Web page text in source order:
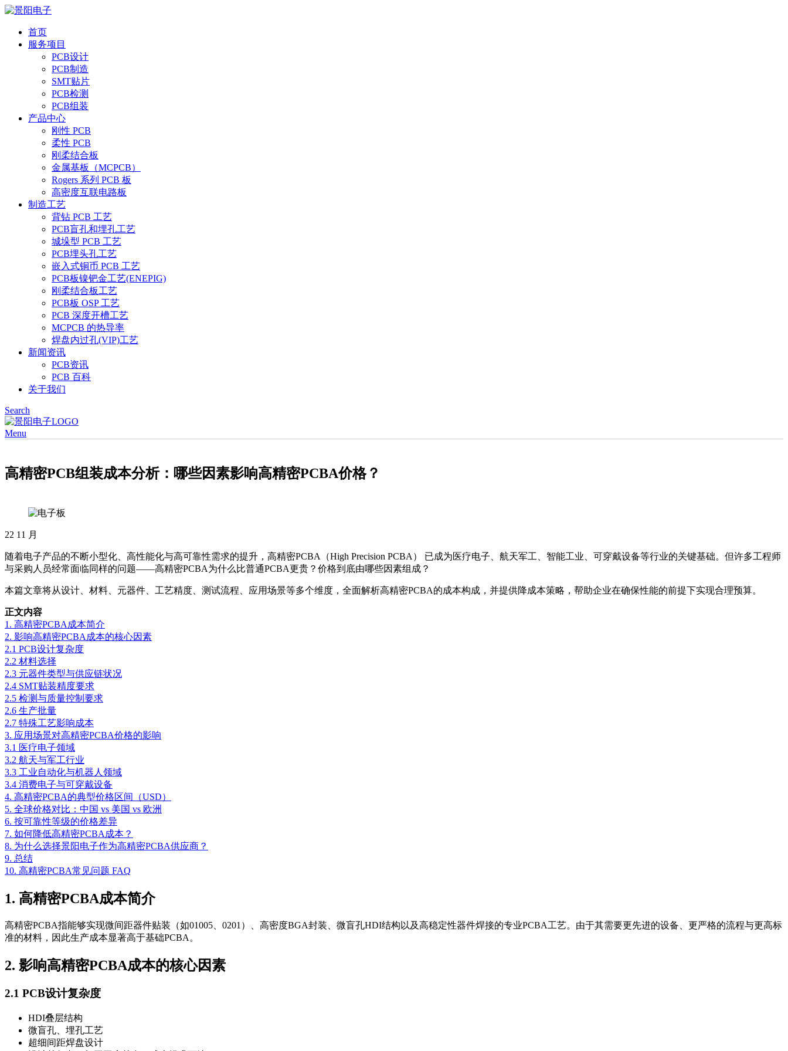
首页
服务项目
PCB设计
PCB制造
SMT贴片
PCB检测
PCB组装
产品中心
刚性 PCB
柔性 PCB
刚柔结合板
金属基板（MCPCB）
Rogers 系列 PCB 板
高密度互联电路板
制造工艺
背钻 PCB 工艺
PCB盲孔和埋孔工艺
城垛型 PCB 工艺
PCB埋头孔工艺
嵌入式铜币 PCB 工艺
PCB板镍钯金工艺(ENEPIG)
刚柔结合板工艺
PCB板 OSP 工艺
PCB 深度开槽工艺
MCPCB 的热导率
焊盘内过孔(VIP)工艺
新闻资讯
PCB资讯
PCB 百科
关于我们
Search
Menu
高精密PCB组装成本分析：哪些因素影响高精密PCBA价格？
22 11 月
随着电子产品的不断小型化、高性能化与高可靠性需求的提升，高精密PCBA（High Precision PCBA） 已成为医疗电子、航天军工、智能工业、可穿戴设备等行业的关键基础。但许多工程师
与采购人员经常面临同样的问题——高精密PCBA为什么比普通PCBA更贵？价格到底由哪些因素组成？
本篇文章将从设计、材料、元器件、工艺精度、测试流程、应用场景等多个维度，全面解析高精密PCBA的成本构成，并提供降成本策略，帮助企业在确保性能的前提下实现合理预算。
正文内容
1. 高精密PCBA成本简介
2. 影响高精密PCBA成本的核心因素
2.1 PCB设计复杂度
2.2 材料选择
2.3 元器件类型与供应链状况
2.4 SMT贴装精度要求
2.5 检测与质量控制要求
2.6 生产批量
2.7 特殊工艺影响成本
3. 应用场景对高精密PCBA价格的影响
3.1 医疗电子领域
3.2 航天与军工行业
3.3 工业自动化与机器人领域
3.4 消费电子与可穿戴设备
4. 高精密PCBA的典型价格区间（USD）
5. 全球价格对比：中国 vs 美国 vs 欧洲
6. 按可靠性等级的价格差异
7. 如何降低高精密PCBA成本？
8. 为什么选择景阳电子作为高精密PCBA供应商？
9. 总结
10. 高精密PCBA常见问题 FAQ
1. 高精密PCBA成本简介
高精密PCBA指能够实现微间距器件贴装（如01005、0201）、高密度BGA封装、微盲孔HDI结构以及高稳定性器件焊接的专业PCBA工艺。由于其需要更先进的设备、更严格的流程与更高标
准的材料，因此生产成本显著高于基础PCBA。
2. 影响高精密PCBA成本的核心因素
2.1 PCB设计复杂度
HDI叠层结构
微盲孔、埋孔工艺
超细间距焊盘设计